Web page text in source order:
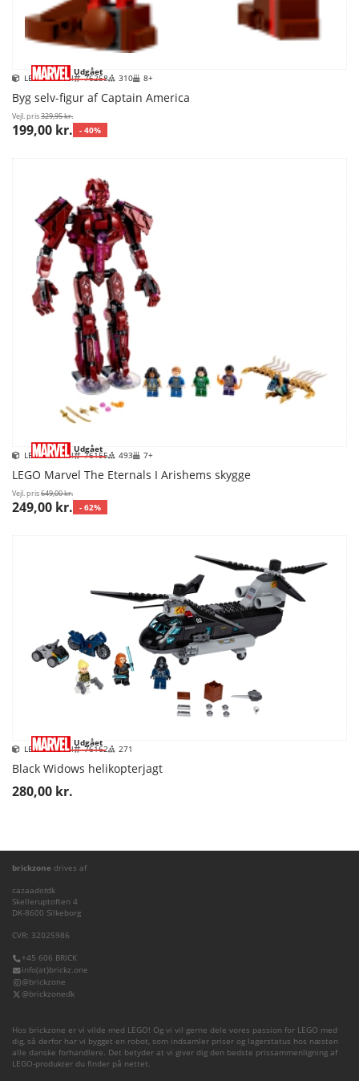
Udgået
LEGO Marvel 76258 310 8+
Byg selv-figur af Captain America
Vejl. pris329,95 kr.
199,00 kr. - 40%
Udgået
LEGO Marvel 76155 493 7+
LEGO Marvel The Eternals I Arishems skygge
Vejl. pris649,00 kr.
249,00 kr. - 62%
Udgået
LEGO Marvel 76162 271
Black Widows helikopterjagt
280,00 kr.
brickzone drives af
cazaadotdk
Skelleruptoften 4
DK-8600 Silkeborg
CVR: 32025986
+45 606 BRICK
info(at)brickz.one
@brickzone
@brickzonedk
Hos brickzone er vi vilde med LEGO! Og vi vil gerne dele vores passion for LEGO med
dig, så derfor har vi bygget en robot, som indsamler priser og lagerstatus hos næsten
alle danske forhandlere. Det betyder at vi giver dig den bedste prissammenligning af
LEGO-produkter du finder på nettet.